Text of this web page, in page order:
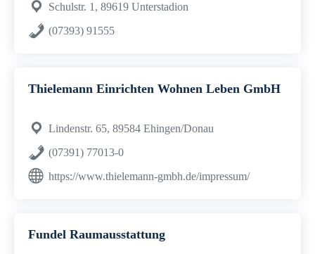
Schulstr. 1, 89619 Unterstadion
(07393) 91555
Thielemann Einrichten Wohnen Leben GmbH
Lindenstr. 65, 89584 Ehingen/Donau
(07391) 77013-0
https://www.thielemann-gmbh.de/impressum/
Fundel Raumausstattung